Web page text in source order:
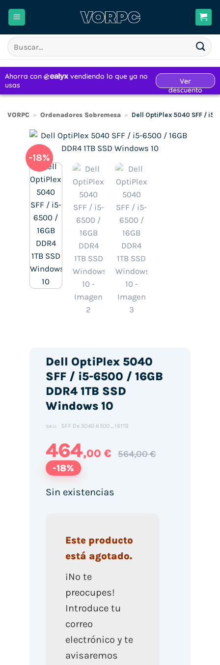
Buscar
por:
VORPC » Ordenadores Sobremesa » Dell OptiPlex 5040 SFF / i5-
-18%
Dell OptiPlex 5040
SFF / i5-6500 / 16GB
DDR4 1TB SSD
Windows 10
SKU: SFF.De.5040.6500_161TB
464,00 € 564,00 €
-18%
Sin existencias
Este producto
está agotado.
¡No te
preocupes!
Introduce tu
correo
electrónico y te
avisaremos